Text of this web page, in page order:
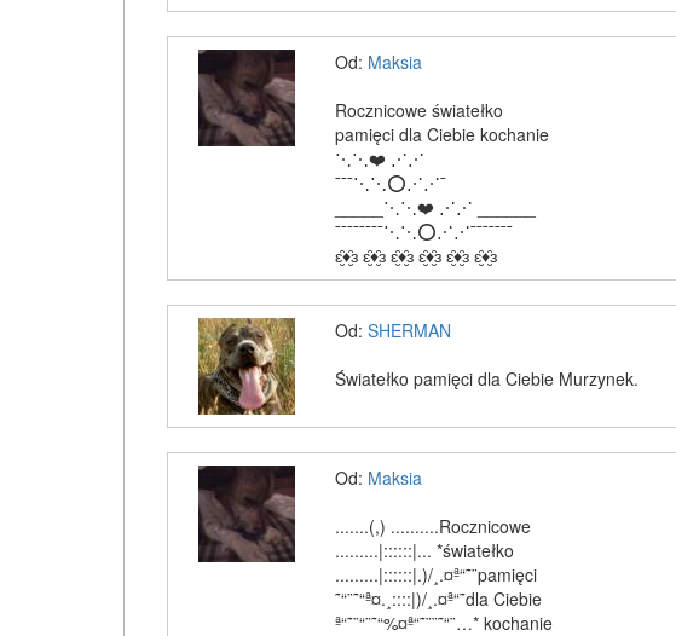
Od: Maksia
Rocznicowe światełko
pamięci dla Ciebie kochanie
⋱⋱❤️ ⋰⋰
¯¯¯⋱⋱⭕⋰⋰¯
_____⋱⋱❤️ ⋰⋰ ______
¯¯¯¯¯¯¯¯⋱⋱⭕⋰⋰¯¯¯¯¯¯¯
ԑ̮̑♦̮̑ɜ ԑ̮̑♦̮̑ɜ ԑ̮̑♦̮̑ɜ ԑ̮̑♦̮̑ɜ ԑ̮̑♦̮̑ɜ ԑ̮̑♦̮̑ɜ
Od: SHERMAN
Światełko pamięci dla Ciebie Murzynek.
Od: Maksia
.......(,) ..........Rocznicowe
.........|::::::|... *światełko
.........|::::::|.)/¸.¤ª“˜¨pamięci
˜“¨˜“ª¤.¸::::|)/¸.¤ª“˜dla Ciebie
ª“˜¨“¨˜“%¤ª“˜¨¨˜“¨…* kochanie